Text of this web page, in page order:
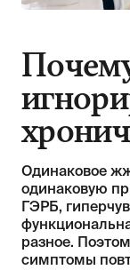
Одинаковое
одинаковую
ГЭРБ,
разное.
симптомы